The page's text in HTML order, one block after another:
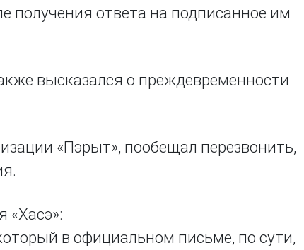
получения ответа на подписанное им
высказался о преждевременности
«Пэрыт», пообещал перезвонить,
«Хасэ»:
в официальном письме, по сути,